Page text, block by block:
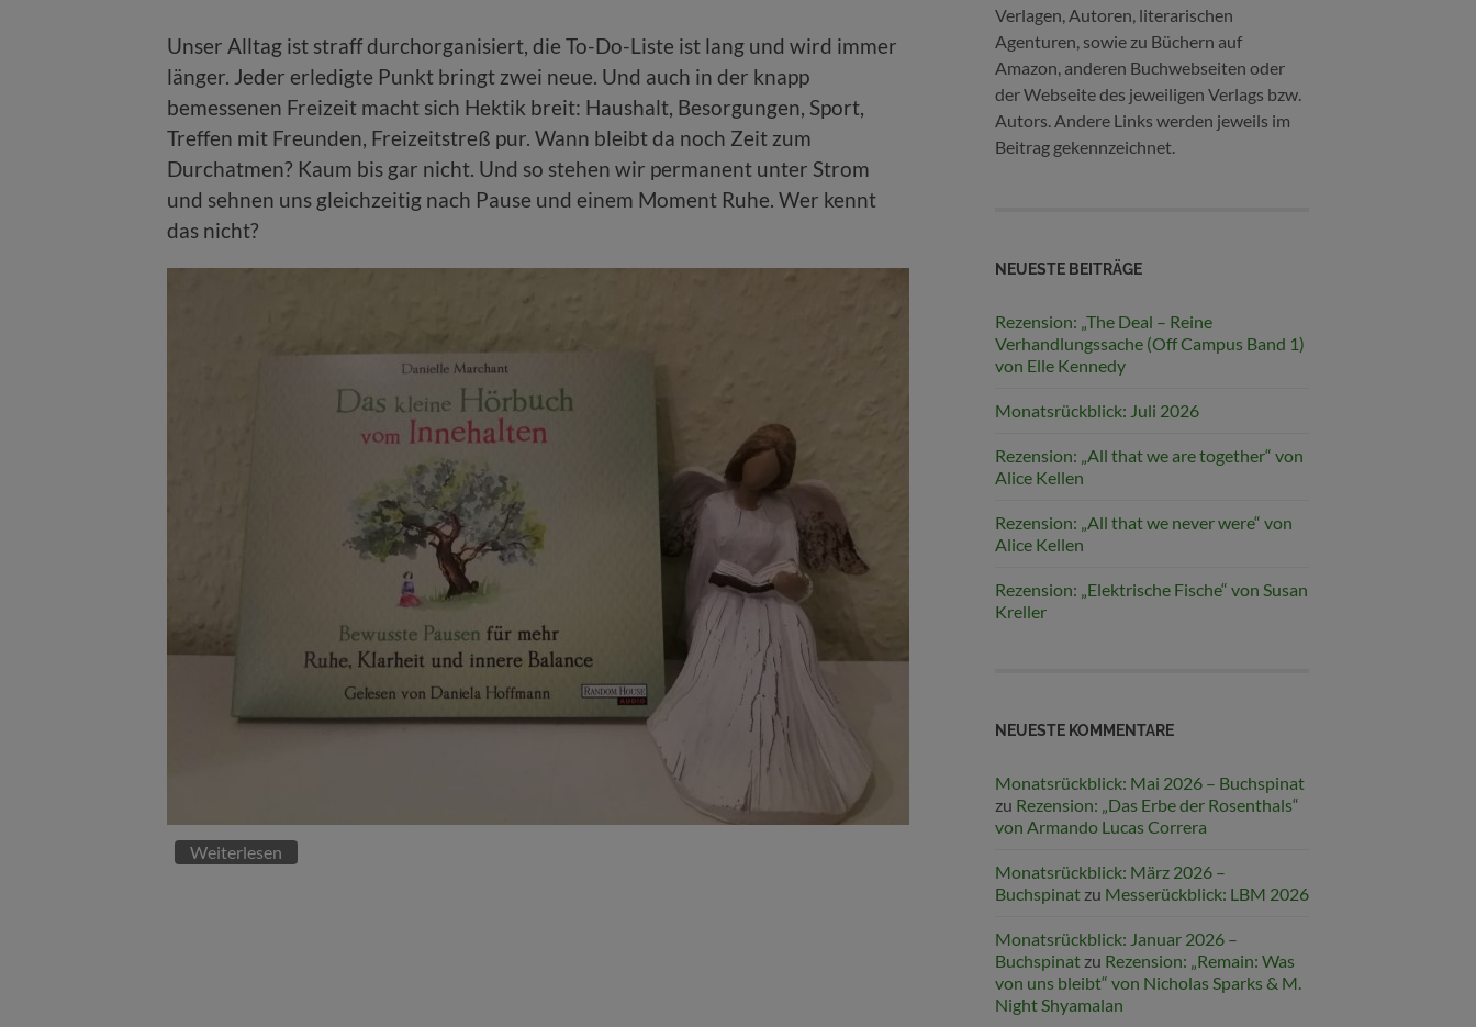
Unser Alltag ist straff durchorganisiert, die To-Do-Liste ist lang und wird immer
länger. Jeder erledigte Punkt bringt zwei neue. Und auch in der knapp
bemessenen Freizeit macht sich Hektik breit: Haushalt, Besorgungen, Sport,
Treffen mit Freunden, Freizeitstreß pur. Wann bleibt da noch Zeit zum
Durchatmen? Kaum bis gar nicht. Und so stehen wir permanent unter Strom
und sehnen uns gleichzeitig nach Pause und einem Moment Ruhe. Wer kennt
das nicht?
Weiterlesen
Verlagen, Autoren, literarischen
Agenturen, sowie zu Büchern auf
Amazon, anderen Buchwebseiten oder
der Webseite des jeweiligen Verlags bzw.
Autors. Andere Links werden jeweils im
Beitrag gekennzeichnet.
NEUESTE BEITRÄGE
Rezension: „The Deal – Reine
Verhandlungssache (Off Campus Band 1)
von Elle Kennedy
Monatsrückblick: Juli 2026
Rezension: „All that we are together“ von
Alice Kellen
Rezension: „All that we never were“ von
Alice Kellen
Rezension: „Elektrische Fische“ von Susan
Kreller
NEUESTE KOMMENTARE
Monatsrückblick: Mai 2026 – Buchspinat
zu Rezension: „Das Erbe der Rosenthals“
von Armando Lucas Correra
Monatsrückblick: März 2026 –
Buchspinat zu Messerückblick: LBM 2026
Monatsrückblick: Januar 2026 –
Buchspinat zu Rezension: „Remain: Was
von uns bleibt“ von Nicholas Sparks & M.
Night Shyamalan